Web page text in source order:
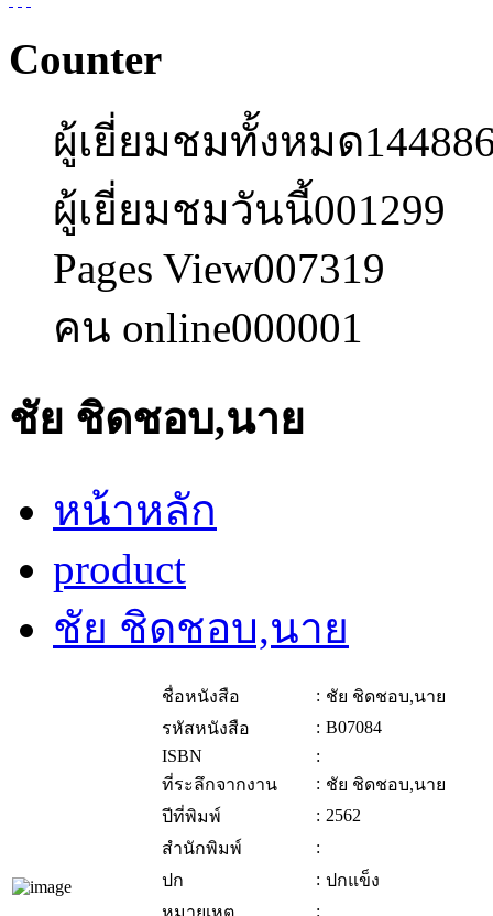
Counter
ผู้เยี่ยมชมทั้งหมด
ผู้เยี่ยมชมวันนี้001299
Pages View007319
คน online000001
ชัย ชิดชอบ,นาย
หน้าหลัก
product
ชัย ชิดชอบ,นาย
ชื่อหนังสือ : ชัย ชิดชอบ,นาย
รหัสหนังสือ
: B07084
ISBN
:
ที่ระลึกจากงาน
: ชัย ชิดชอบ,นาย
ปีที่พิมพ์
: 2562
สำนักพิมพ์
:
ปก
: ปกแข็ง
: